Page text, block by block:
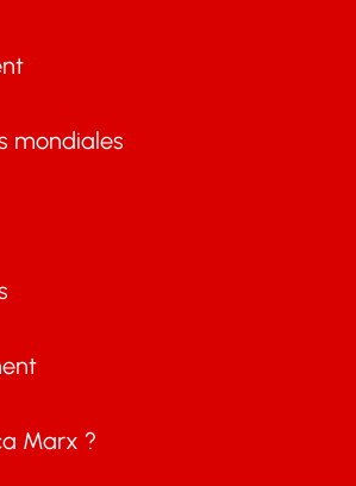
mondiales
Marx ?